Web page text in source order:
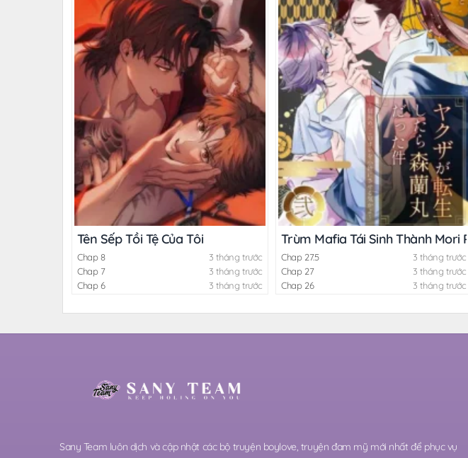
Tên Sếp Tồi Tệ Của Tôi
Chap 8
3 tháng trước
Chap 7
3 tháng trước
Chap 6
3 tháng trước
Trùm Mafia Tái Sinh Thành Mori
Chap 27.5
3 tháng trước
Chap 27
3 tháng trước
Chap 26
3 tháng trước
Sany Team luôn dịch và cập nhật các bộ truyện boylove, truyện đam mỹ mới nhất để phục vụ